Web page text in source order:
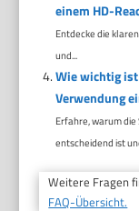
einem HD-
Entdecke die
und...
Wie wichtig
Verwendung
Erfahre, warum
entscheidend ist
Weitere Fragen
FAQ-Übersicht.